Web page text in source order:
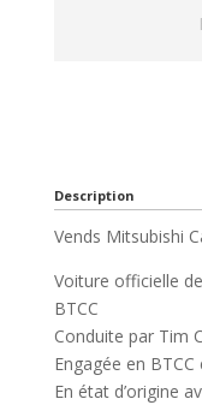
Description
Vends Mitsubishi
Voiture officielle
BTCC
Conduite par Tim
Engagée en
En état d’origine